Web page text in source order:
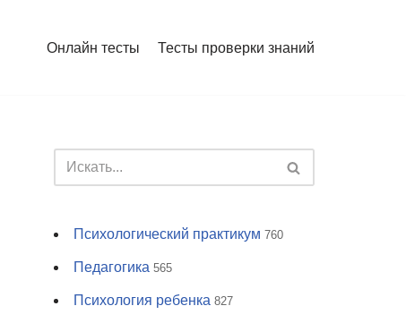
Онлайн тесты Тесты проверки знаний
Психологический практикум 760
Педагогика 565
Психология ребенка 827